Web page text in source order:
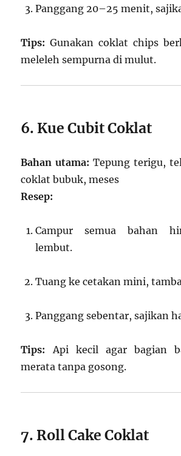
Panggang 20–25 menit,
Tips: Gunakan coklat chips
meleleh sempurna di mulut.
6. Kue Cubit Coklat
Bahan utama: Tepung terigu,
coklat bubuk, meses
Resep:
Campur semua bahan
lembut.
Tuang ke cetakan mini,
Panggang sebentar, sajikan
Tips: Api kecil agar bagian
merata tanpa gosong.
7. Roll Cake Coklat